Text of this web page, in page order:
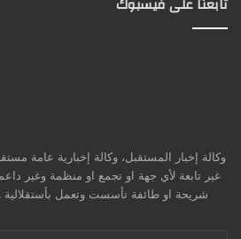
وكالة إخبار المستقبل، وكالة إخبارية عامة
غير تابعة لأي جهة او تجمع او منظمة وغير
شريحة او طائفة تأسست وتعمل بأستقلالية